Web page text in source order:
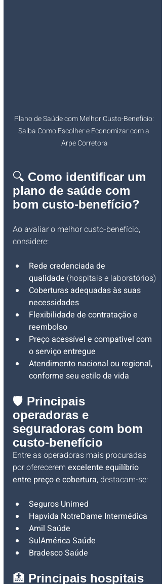
Plano de Saúde com Melhor Custo-Benefício:
Saiba Como Escolher e Economizar com a
Arpe Corretora
🔍 Como identificar um
plano de saúde com
bom custo-benefício?
Ao avaliar o melhor custo-benefício,
considere:
Rede credenciada de
qualidade (hospitais e laboratórios)
Coberturas adequadas às suas
necessidades
Flexibilidade de contratação e
reembolso
Preço acessível e compatível com
o serviço entregue
Atendimento nacional ou regional,
conforme seu estilo de vida
🛡️ Principais
operadoras e
seguradoras com bom
custo-benefício
Entre as operadoras mais procuradas
por oferecerem excelente equilíbrio
entre preço e cobertura, destacam-se:
Seguros Unimed
Hapvida NotreDame Intermédica
Amil Saúde
SulAmérica Saúde
Bradesco Saúde
🏥 Principais hospitais